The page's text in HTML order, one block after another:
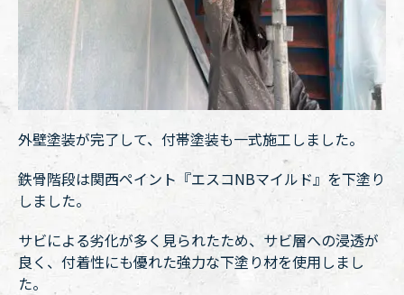
外壁塗装が完了して、付帯塗装も一式施工しました。
鉄骨階段は関西ペイント『エスコNBマイルド』を下塗り
しました。
サビによる劣化が多く見られたため、サビ層への浸透が
良く、付着性にも優れた強力な下塗り材を使用しまし
た。